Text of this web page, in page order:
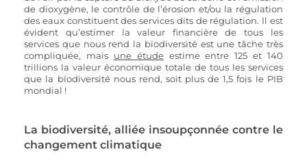
de dioxygène, le contrôle de l’érosion et/ou la régulation
des eaux constituent des services dits de régulation. Il est
évident qu’estimer la valeur financière de tous les
services que nous rend la biodiversité est une tâche très
compliquée, mais une étude estime entre 125 et 140
trillions la valeur économique totale de tous les services
que la biodiversité nous rend, soit plus de 1,5 fois le PIB
mondial !
La biodiversité, alliée insoupçonnée contre le
changement climatique